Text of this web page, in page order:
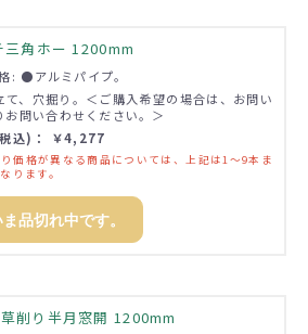
角ホー 1200mm
: ●アルミパイプ。
て、穴掘り。＜ご購入希望の場合は、お問い
お問い合わせください。＞
込)： ￥4,277
価格が異なる商品については、上記は1～9本ま
ります。
品切れ中です。
削り半月窓開 1200mm